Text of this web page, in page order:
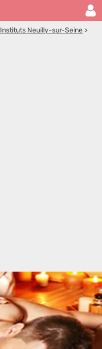
Instituts Neuilly-sur-Seine >